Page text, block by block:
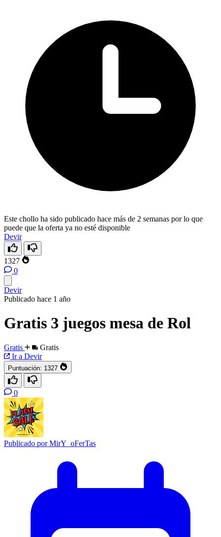
Este chollo ha sido publicado hace más de 2 semanas por lo que
puede que la oferta ya no esté disponible
Devir
1327
0
Devir
Publicado hace 1 año
Gratis 3 juegos mesa de Rol
Gratis
Gratis
Ir a Devir
Puntuación: 1327
0
Publicado porMirY_oFerTas